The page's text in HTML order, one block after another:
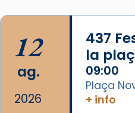
Imatge:
(OpenAI)
Video
View on Facebook
12
ag.
2026
437
la
09:00
Plaça
+ info